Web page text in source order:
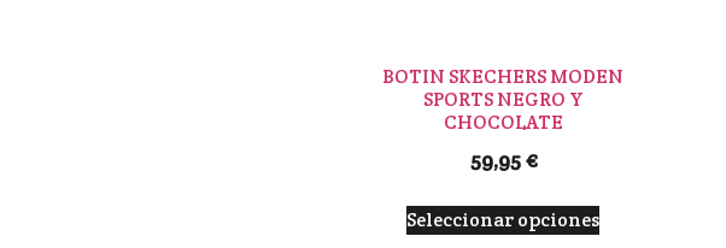
BOTIN SKECHERS MODEN
SPORTS NEGRO Y
CHOCOLATE
59,95€
Seleccionar opciones